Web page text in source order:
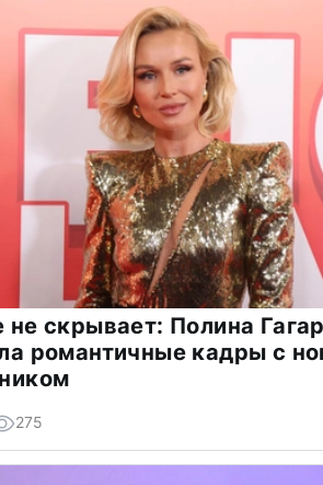
не скрывает: Полина
романтичные кадры с
275